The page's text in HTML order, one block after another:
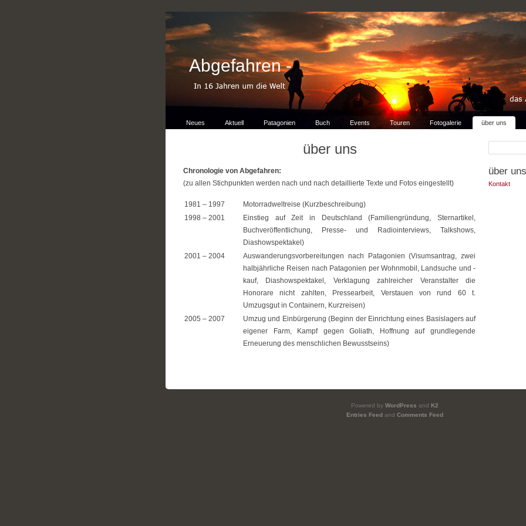
Abgefahren -
Neues Aktuell Patagonien Buch Events Touren Fotogalerie über uns
über uns
Chronologie von Abgefahren:
(zu allen Stichpunkten werden nach und nach detaillierte Texte und Fotos eingestellt)
1981 – 1997
Motorradweltreise (Kurzbeschreibung)
1998 – 2001
Einstieg auf Zeit in Deutschland (Familiengründung, Sternartikel,
Buchveröffentlichung, Presse- und Radiointerviews, Talkshows,
Diashowspektakel)
2001 – 2004
Auswanderungsvorbereitungen nach Patagonien (Visumsantrag, zwei
halbjährliche Reisen nach Patagonien per Wohnmobil, Landsuche und -
kauf, Diashowspektakel, Verklagung zahlreicher Veranstalter die
Honorare nicht zahlten, Pressearbeit, Verstauen von rund 60 t.
Umzugsgut in Containern, Kurzreisen)
2005 – 2007
Umzug und Einbürgerung (Beginn der Einrichtung eines Basislagers auf
eigener Farm, Kampf gegen Goliath, Hoffnung auf grundlegende
Erneuerung des menschlichen Bewusstseins)
über uns
Kontakt
Powered by WordPress and K2
Entries Feedand Comments Feed